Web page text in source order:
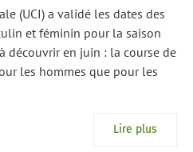
(UCI) a validé les dates des
et féminin pour la saison
découvrir en juin : la course de
les hommes que pour les
Lire plus